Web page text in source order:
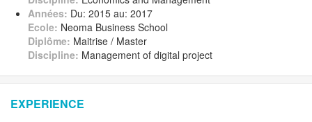
Années: Du: 2015 au: 2017
Ecole: Neoma Business School
Diplôme: Maitrise / Master
Discipline: Management of digital project
EXPERIENCE